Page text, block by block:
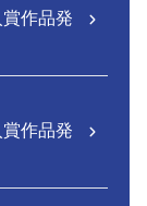
作品発
作品発